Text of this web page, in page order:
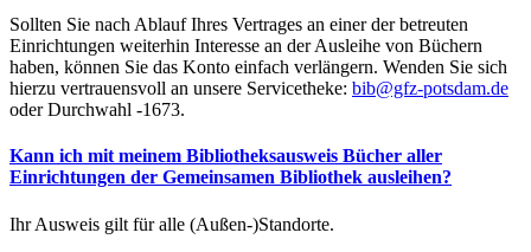
Sollten Sie nach Ablauf Ihres Vertrages an einer der betreuten
Einrichtungen weiterhin Interesse an der Ausleihe von Büchern
haben, können Sie das Konto einfach verlängern. Wenden Sie sich
hierzu vertrauensvoll an unsere Servicetheke: bib@gfz-potsdam.de
oder Durchwahl -1673.
Kann ich mit meinem Bibliotheksausweis Bücher aller
Einrichtungen der Gemeinsamen Bibliothek ausleihen?
Ihr Ausweis gilt für alle (Außen-)Standorte.